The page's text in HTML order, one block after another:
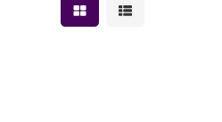
Mostrar resultados em
Mostrar